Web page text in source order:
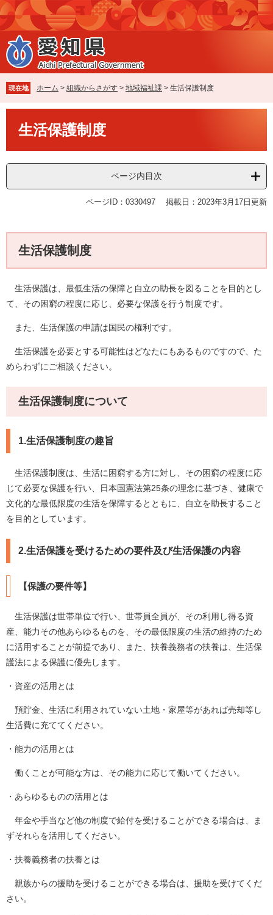
ペ
ー
ジ
の
先
で
す
。
メ
ニ
ュ
ー
を
ば
し
て
現在地 ホーム > 組織からさがす > 地域福祉課 > 生活保護制度
生活保護制度
ページ内目次
ページID：0330497 掲載日：2023年3月17日更新
生活保護制度
生活保護は、最低生活の保障と自立の助長を図ることを目的とし
て、その困窮の程度に応じ、必要な保護を行う制度です。
また、生活保護の申請は国民の権利です。
生活保護を必要とする可能性はどなたにもあるものですので、た
めらわずにご相談ください。
生活保護制度について
1.生活保護制度の趣旨
生活保護制度は、生活に困窮する方に対し、その困窮の程度に応
じて必要な保護を行い、日本国憲法第25条の理念に基づき、健康で
文化的な最低限度の生活を保障するとともに、自立を助長すること
を目的としています。
2.生活保護を受けるための要件及び生活保護の内容
【保護の要件等】
生活保護は世帯単位で行い、世帯員全員が、その利用し得る資
産、能力その他あらゆるものを、その最低限度の生活の維持のため
に活用することが前提であり、また、扶養義務者の扶養は、生活保
護法による保護に優先します。
・資産の活用とは
預貯金、生活に利用されていない土地・家屋等があれば売却等し
生活費に充ててください。
・能力の活用とは
働くことが可能な方は、その能力に応じて働いてください。
・あらゆるものの活用とは
年金や手当など他の制度で給付を受けることができる場合は、ま
ずそれらを活用してください。
・扶養義務者の扶養とは
親族からの援助を受けることができる場合は、援助を受けてくだ
さい。